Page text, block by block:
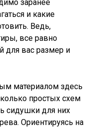
заранее
и какие
Ведь,
все равно
для вас размер и
материалом здесь
простых схем
сидушки для них
Ориентируясь на